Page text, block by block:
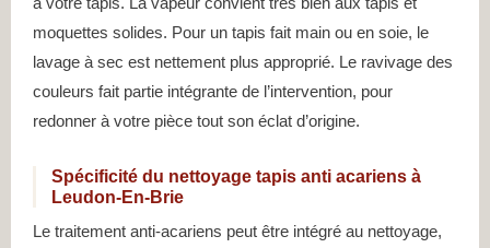
moquettes solides. Pour un tapis fait main ou en soie, le
lavage à sec est nettement plus approprié. Le ravivage des
couleurs fait partie intégrante de l’intervention, pour
redonner à votre pièce tout son éclat d’origine.
Spécificité du nettoyage tapis anti acariens à
Leudon-En-Brie
Le traitement anti-acariens peut être intégré au nettoyage,